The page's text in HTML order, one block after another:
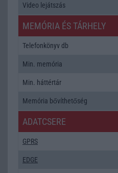
Video lejátszás
MEMÓRIA ÉS TÁRHELY
Telefonkönyv db
Min. memória
Min. háttértár
Memória bővíthetőség
ADATCSERE
GPRS
EDGE